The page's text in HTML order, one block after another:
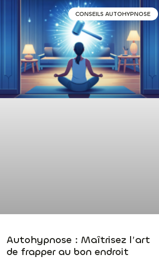
CONSEILS AUTOHYPNOSE
Autohypnose : Maîtrisez l’art
de frapper au bon endroit